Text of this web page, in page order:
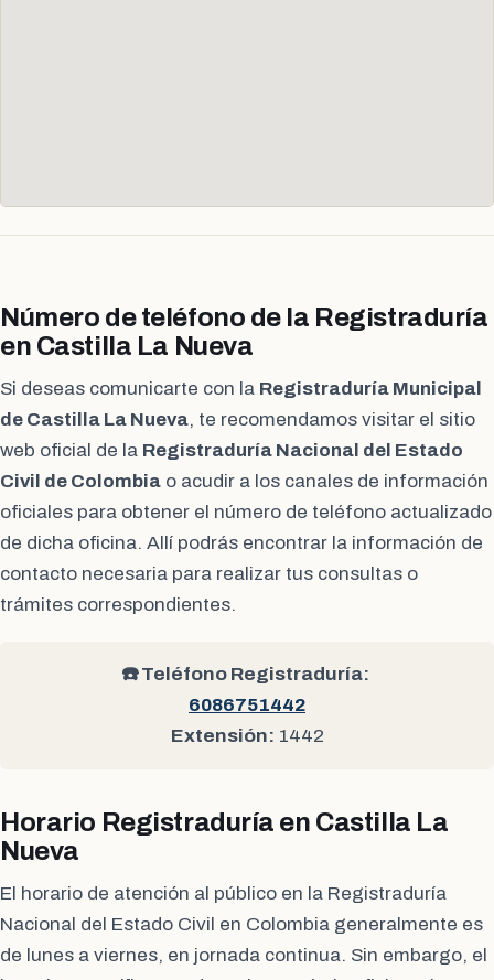
Número de teléfono de la Registraduría
en Castilla La Nueva
Si deseas comunicarte con la Registraduría Municipal
de Castilla La Nueva, te recomendamos visitar el sitio
web oficial de la Registraduría Nacional del Estado
Civil de Colombia o acudir a los canales de información
oficiales para obtener el número de teléfono actualizado
de dicha oficina. Allí podrás encontrar la información de
contacto necesaria para realizar tus consultas o
trámites correspondientes.
☎️ Teléfono Registraduría:
6086751442
Extensión: 1442
Horario Registraduría en Castilla La
Nueva
El horario de atención al público en la Registraduría
Nacional del Estado Civil en Colombia generalmente es
de lunes a viernes, en jornada continua. Sin embargo, el